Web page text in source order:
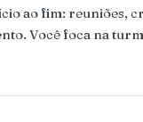
ao fim: reuniões,
Você foca na